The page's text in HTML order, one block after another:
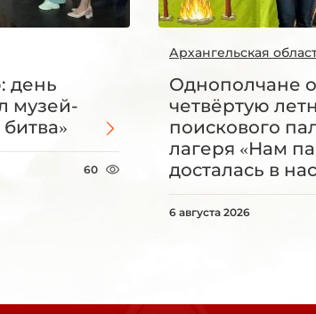
день
музей-
60
Архангельская
Однополчане
четвёртую
поискового
лагеря «Нам
досталась в
6 августа 2026